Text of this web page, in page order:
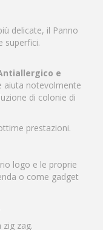
delicate, il Panno
superfici.
e
aiuta notevolmente
di colonie di
prestazioni.
logo e le proprie
o come gadget
zag.